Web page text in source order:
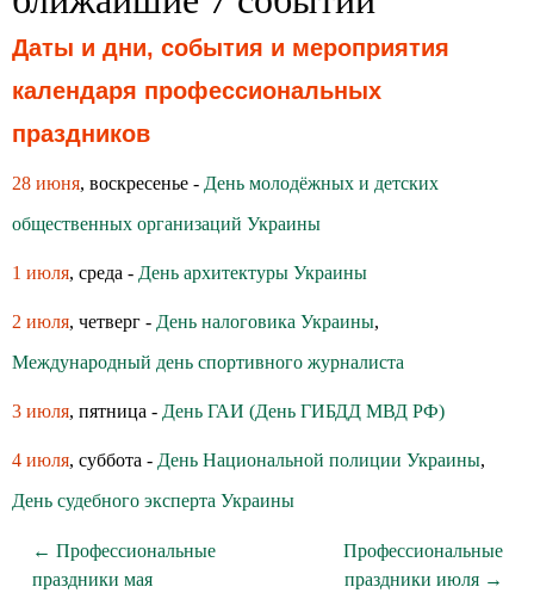
Даты и дни, события и мероприятия
календаря профессиональных
праздников
28 июня, воскресенье - День молодёжных и детских
общественных организаций Украины
1 июля, среда - День архитектуры Украины
2 июля, четверг - День налоговика Украины,
Международный день спортивного журналиста
3 июля, пятница - День ГАИ (День ГИБДД МВД РФ)
4 июля, суббота - День Национальной полиции Украины,
День судебного эксперта Украины
← Профессиональные
праздники мая
Профессиональные
праздники июля →